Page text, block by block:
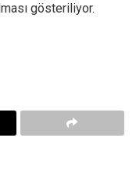
gösteriliyor.